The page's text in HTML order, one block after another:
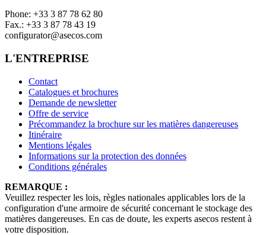
Phone: +33 3 87 78 62 80
Fax.: +33 3 87 78 43 19
configurator@asecos.com
L'ENTREPRISE
Contact
Catalogues et brochures
Demande de newsletter
Offre de service
Précommandez la brochure sur les matières dangereuses
Itinéraire
Mentions légales
Informations sur la protection des données
Conditions générales
REMARQUE :
Veuillez respecter les lois, règles nationales applicables lors de la
configuration d'une armoire de sécurité concernant le stockage des
matières dangereuses. En cas de doute, les experts asecos restent à
votre disposition.